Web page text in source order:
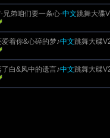
兄弟咱们要一条心-中文跳舞大碟
着你&心碎的梦♪中文跳舞大碟
白&风中的遗言♪中文跳舞大碟